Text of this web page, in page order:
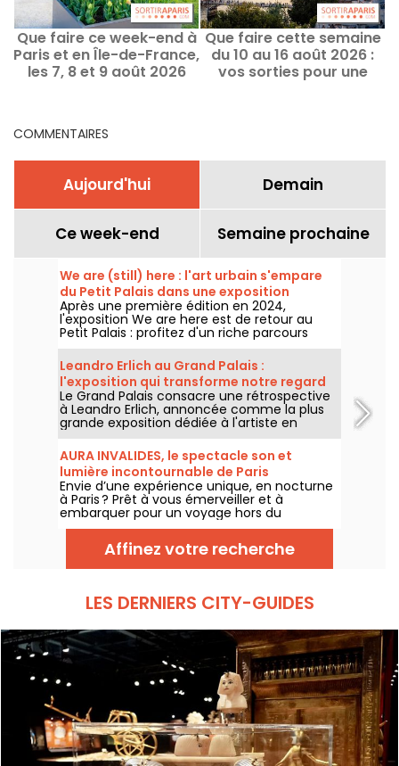
Que faire ce week-end à
Paris et en Île-de-France,
les 7, 8 et 9 août 2026
Que faire cette semaine
du 10 au 16 août 2026 :
vos sorties pour une
COMMENTAIRES
Aujourd'hui Demain
Ce week-end Semaine prochaine
We are (still) here : l'art urbain s'empare
du Petit Palais dans une exposition
gratuite cet été
Après une première édition en 2024,
l'exposition We are here est de retour au
Petit Palais : profitez d'un riche parcours
d'art urbain en plein cœur du musée des
Beaux-Arts. L'exposition est visible
gratuitement du 20 juin au 20 septembre
2026.
Leandro Erlich au Grand Palais :
l'exposition qui transforme notre regard
sur le réel - nos photos
Le Grand Palais consacre une rétrospective
à Leandro Erlich, annoncée comme la plus
grande exposition dédiée à l'artiste en
Europe ! Rendez-vous du 2 juin au 6
septembre 2026 pour découvrir l'univers
singulier de Leandro Erlich, connu pour ses
installations qui brouillent nos repères et
notre perception dans l'espace public.
AURA INVALIDES, le spectacle son et
lumière incontournable de Paris
Envie d’une expérience unique, en nocturne
à Paris ? Prêt à vous émerveiller et à
embarquer pour un voyage hors du
temps dans un lieu mythique du patrimoine
? Courrez découvrir AURA INVALIDES, un
spectacle son et lumière, pour découvrir
l’iconique Dôme des Invalides, à la tombée
Dôme, qui saura séduire petits et grands.
Affinez votre recherche
LES DERNIERS CITY-GUIDES